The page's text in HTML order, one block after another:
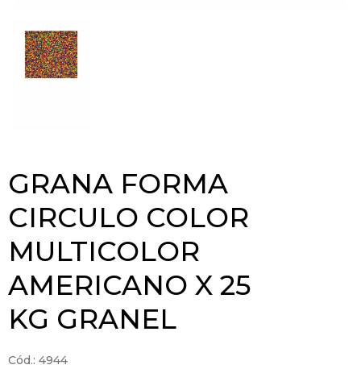
GRANA FORMA
CIRCULO COLOR
MULTICOLOR
AMERICANO X 25
KG GRANEL
Cód.: 4944